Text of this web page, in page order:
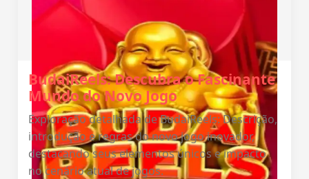
BudaiReels: Descubra o Fascinante
Mundo do Novo Jogo
Exploração detalhada de BudaiReels: Descrição,
introdução e regras do novo jogo inovador,
destacando seus elementos únicos e impacto
no cenário atual de jogos.